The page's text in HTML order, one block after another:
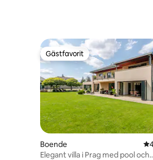
Gästfavorit
Gästfavorit
Boende
Elegant villa i Prag med pool och